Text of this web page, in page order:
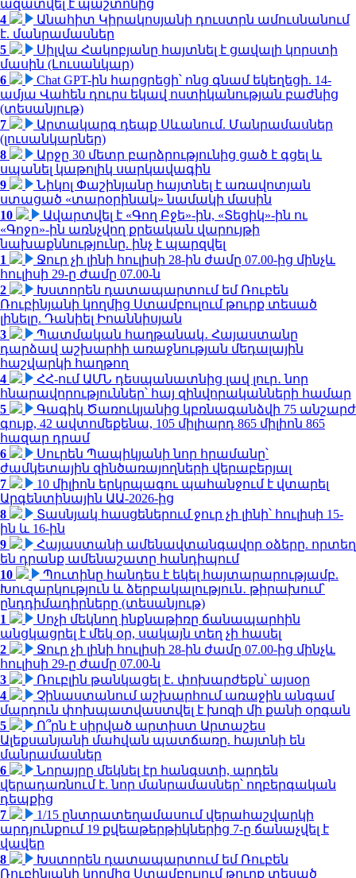
ազատվել է պաշտոնից
4
Անահիտ Կիրակոսյանի դուստրն ամուսնանում
է. մանրամասներ
5
Սիլվա Հակոբյանը հայտնել է ցավալի կորստի
մասին (Լուսանկար)
6
Chat GPT-ին հարցրեցի՝ ոնց գնամ եկեղեցի. 14-
ամյա Վահեն դուրս եկավ ոստիկանության բաժնից
(տեսանյութ)
7
Արտակարգ դեպք Սևանում. Մանրամասներ
(լուսանկարներ)
8
Արջը 30 մետր բարձրությունից ցած է գցել և
սպանել կաթոլիկ սարկավագին
9
Նիկոլ Փաշինյանը հայտնել է առավոտյան
ստացած «տարօրինակ» նամակի մասին
10
Ավարտվել է «Գող Բջե»-ին, «Տեցիկ»-ին ու
«Գոջո»-ին առնչվող քրեական վարույթի
նախաքննությունը. ինչ է պարզվել
1
Ջուր չի լինի հուլիսի 28-ին ժամը 07.00-ից մինչև
հուլիսի 29-ը ժամը 07.00-ն
2
Խստորեն դատապարտում եմ Ռուբեն
Ռուբինյանի կողմից Ստամբուլում թուրք տեսած
լինելը. Դանիել Իոաննիսյան
3
Պատմական հաղթանակ․ Հայաստանը
դարձավ աշխարհի առաջնության մեդալային
հաշվարկի հաղթող
4
ՀՀ-ում ԱՄՆ դեսպանատնից լավ լուր․ նոր
հնարավորություններ՝ հայ զինվորականների համար
5
Գագիկ Ծառուկյանից կբռնագանձվի 75 անշարժ
գույք, 42 ավտոմեքենա, 105 միլիարդ 865 միլիոն 865
հազար դրամ
6
Սուրեն Պապիկյանի նոր հրամանը՝
ժամկետային զինծառայողների վերաբերյալ
7
10 միլիոն երկրպագու պահանջում է վտարել
Արգենտինային ԱԱ-2026-ից
8
Տասնյակ հասցեներում ջուր չի լինի՝ հուլիսի 15-
ին և 16-ին
9
Հայաստանի ամենավտանգավոր օձերը. որտեղ
են դրանք ամենաշատը հանդիպում
10
Պուտինը հանդես է եկել հայտարարությամբ.
Խուզարկություն և ձերբակալություն․ թիրախում՝
ընդդիմադիրները (տեսանյութ)
1
Սոչի մեկնող ինքնաթիռը ճանապարհին
անցկացրել է մեկ օր, սակայն տեղ չի հասել
2
Ջուր չի լինի հուլիսի 28-ին ժամը 07.00-ից մինչև
հուլիսի 29-ը ժամը 07.00-ն
3
Ռուբլին թանկացել է․ փոխարժեքն՝ այսօր
4
Չինաստանում աշխարհում առաջին անգամ
մարդուն փոխպատվաստվել է խոզի մի քանի օրգան
5
Ո՞րն է սիրված արտիստ Արտաշես
Ալեքսանյանի մահվան պատճառը. հայտնի են
մանրամասներ
6
Նորայրը մեկնել էր հանգստի, արդեն
վերադառնում է. նոր մանրամասներ՝ ողբերգական
դեպքից
7
1/15 ընտրատեղամասում վերահաշվարկի
արդյունքում 19 քվեաթերթիկներից 7-ը ճանաչվել է
վավեր
8
Խստորեն դատապարտում եմ Ռուբեն
Ռուբինյանի կողմից Ստամբուլում թուրք տեսած